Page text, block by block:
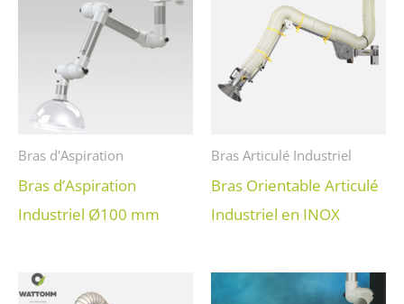
Bras d'Aspiration
Bras d’Aspiration
Industriel Ø100 mm
Bras Articulé Industriel
Bras Orientable Articulé
Industriel en INOX